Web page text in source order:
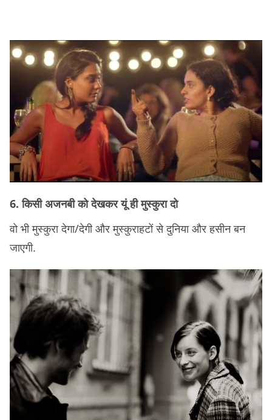
6. किसी अजनबी को देखकर यूं ही मुस्कुरा दो
वो भी मुस्कुरा देगा/देगी और मुस्कुराहटों से दुनिया और हसीन बन
जाएगी.